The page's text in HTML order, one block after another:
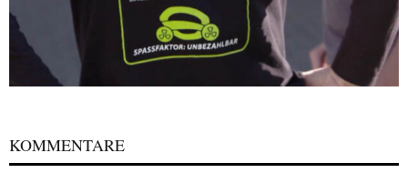
KOMMENTARE